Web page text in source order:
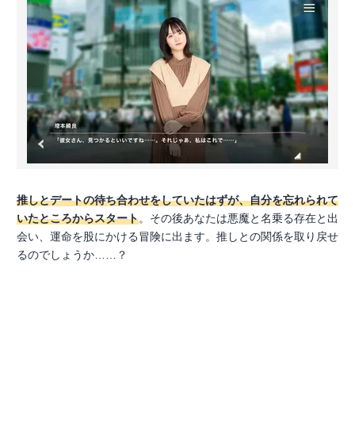
推しとデートの待ち合わせをしていたはずが、自分を忘れられて
いたところからスタート。その後あなたは悪魔と名乗る存在と出
会い、運命を股にかける冒険に出ます。推しとの関係を取り戻せ
るのでしょうか……？